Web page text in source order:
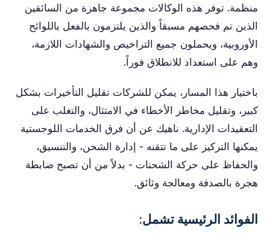
منظمة. توفر هذه الوكالات مجموعة جاهزة من السائقين
الذين تم فحصهم مسبقاً والذين يلتزمون بالفعل باللوائح
الأوروبية، ويحملون جميع التراخيص والشهادات اللازمة،
وهم على استعداد للانطلاق فوراً.
باختيار هذا المسار، يمكن للشركات تقليل التأخيرات بشكل
كبير، وتقليل مخاطر الأخطاء في الامتثال، والتغلب على
التعقيدات الإدارية. ناهيك عن أن فرق الخدمات اللوجستية
يمكنها التركيز على ما تتقنه - إدارة الشحن، والتنسيق،
والحفاظ على حركة الشحنات - بدلاً من أن تصبح ضابطة
هجرة بالصدفة ومعالجة وثائق.
الفوائد الرئيسية تشمل: